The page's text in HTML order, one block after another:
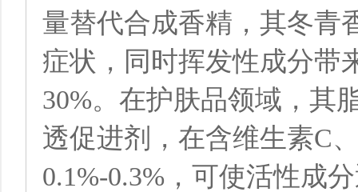
量替代合成香精，其冬青
症状，同时挥发性成分带
30%。在护肤品领域，其
透促进剂，在含维生素C
0.1%-0.3%，可使活性成